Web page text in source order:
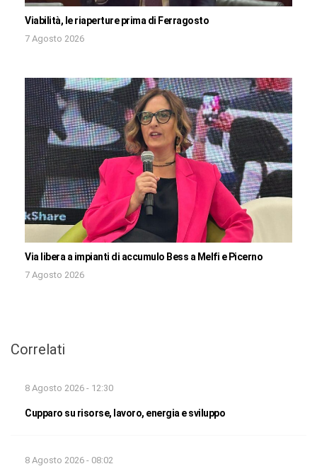
Viabilità, le riaperture prima di Ferragosto
7 Agosto 2026
Via libera a impianti di accumulo Bess a Melfi e Picerno
7 Agosto 2026
Correlati
8 Agosto 2026 - 12:30
Cupparo su risorse, lavoro, energia e sviluppo
8 Agosto 2026 - 08:02